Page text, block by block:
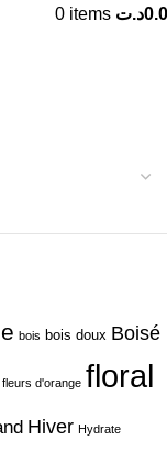
0 items د.ت
bois bois doux Boisé
fleurs d'orange floral
Hiver Hydrate